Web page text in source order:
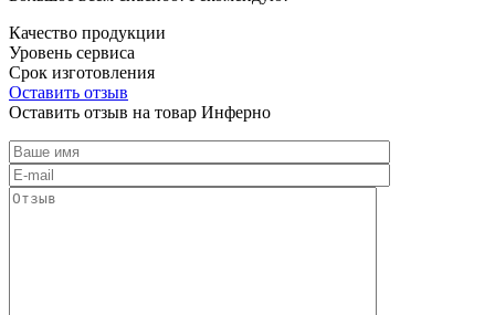
Качество продукции
Уровень сервиса
Срок изготовления
Оставить отзыв
Оставить отзыв на товар Инферно